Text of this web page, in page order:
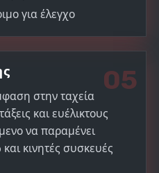
για έλεγχο
05
στην ταχεία
και ευέλικτους
να παραμένει
κινητές συσκευές